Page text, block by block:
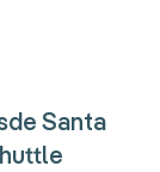
Santa